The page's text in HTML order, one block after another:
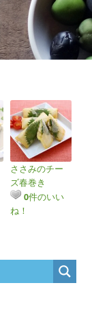
ささみのチー
ズ春巻き
0件のいい
ね！